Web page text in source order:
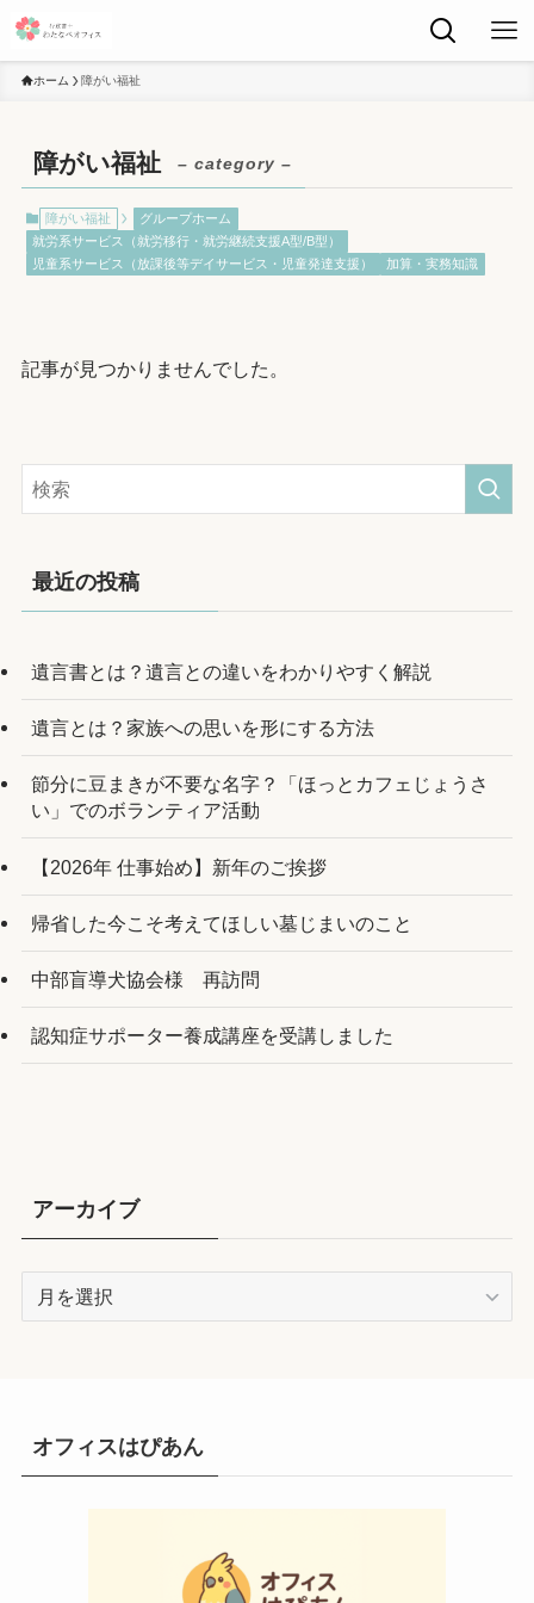
ホーム 障がい福祉
障がい福祉 – category –
障がい福祉
グループホーム
就労系サービス（就労移行・就労継続支援A型/B型）
児童系サービス（放課後等デイサービス・児童発達支援）
加算・実務知識
記事が見つかりませんでした。
最近の投稿
遺言書とは？遺言との違いをわかりやすく解説
遺言とは？家族への思いを形にする方法
節分に豆まきが不要な名字？「ほっとカフェじょうさ
い」でのボランティア活動
【2026年 仕事始め】新年のご挨拶
帰省した今こそ考えてほしい墓じまいのこと
中部盲導犬協会様 再訪問
認知症サポーター養成講座を受講しました
アーカイブ
ー
オフィスはぴあん